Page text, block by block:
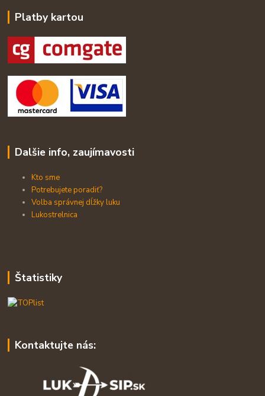
Platby kartou
Dalšie info, zaujímavosti
Kto sme
Potrebujete poradiť?
Volba správnej dĺžky luku
Lukostrelnica
Štatistiky
Kontaktujte nás: